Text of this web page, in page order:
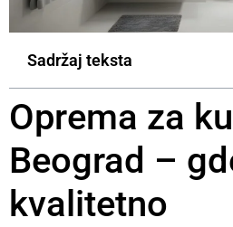
Sadržaj teksta
Oprema za
Beograd –
kvalitetno